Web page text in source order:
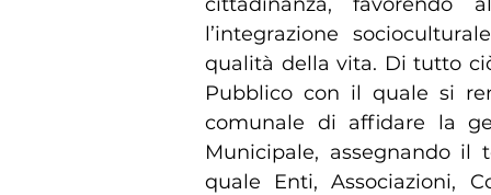
l’integrazione
qualità della vita. Di tutto
Pubblico con il quale si
comunale di affidare la
Municipale, assegnando
quale Enti, Associazioni,